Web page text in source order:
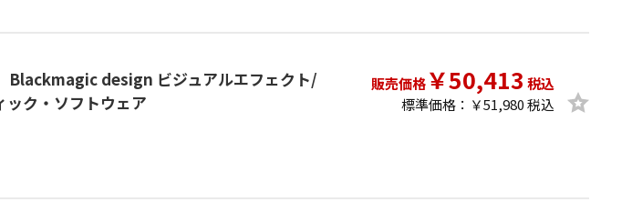
Blackmagic design ビジュアルエフェクト/
ック・ソフトウェア
販売価格￥50,413 税込
標準価格：￥51,980 税込